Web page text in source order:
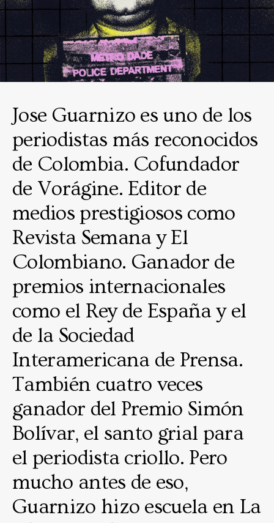
Jose Guarnizo es uno de los
periodistas más reconocidos
de Colombia. Cofundador
de Vorágine. Editor de
medios prestigiosos como
Revista Semana y El
Colombiano. Ganador de
premios internacionales
como el Rey de España y el
de la Sociedad
Interamericana de Prensa.
También cuatro veces
ganador del Premio Simón
Bolívar, el santo grial para
el periodista criollo. Pero
mucho antes de eso,
Guarnizo hizo escuela en La